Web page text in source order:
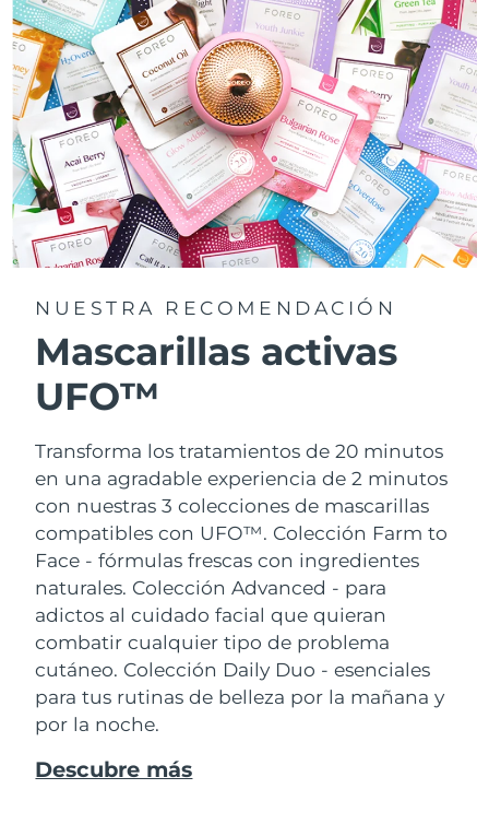
NUESTRA RECOMENDACIÓN
Mascarillas activas
UFO™
Transforma los tratamientos de 20 minutos
en una agradable experiencia de 2 minutos
con nuestras 3 colecciones de mascarillas
compatibles con UFO™. Colección Farm to
Face - fórmulas frescas con ingredientes
naturales. Colección Advanced - para
adictos al cuidado facial que quieran
combatir cualquier tipo de problema
cutáneo. Colección Daily Duo - esenciales
para tus rutinas de belleza por la mañana y
por la noche.
Descubre más